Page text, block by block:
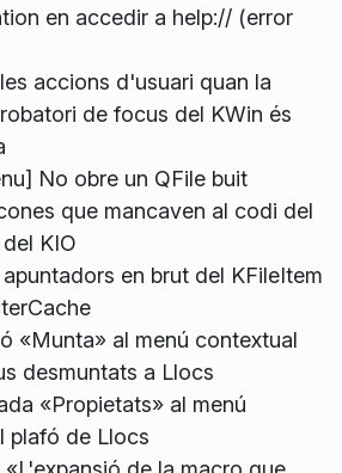
en accedir a help:// (error
accions d'usuari quan la
de focus del KWin és
No obre un QFile buit
que mancaven al codi del
KIO
en brut del KFileItem
«Munta» al menú contextual
desmuntats a Llocs
«Propietats» al menú
plafó de Llocs